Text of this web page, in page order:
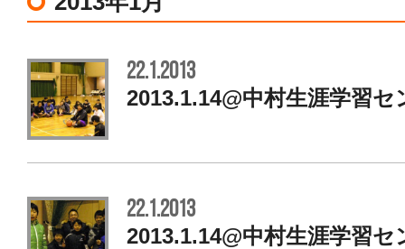
22.1.2013
2013.1.14@中村生涯学習
22.1.2013
2013.1.14@中村生涯学習